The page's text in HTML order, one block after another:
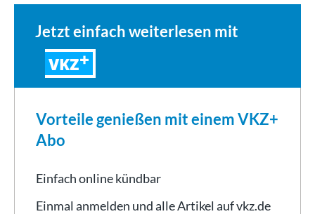
Jetzt einfach weiterlesen mit
VKZ
Vorteile genießen mit einem VKZ+
Abo
Einfach online kündbar
Einmal anmelden und alle Artikel auf vkz.de